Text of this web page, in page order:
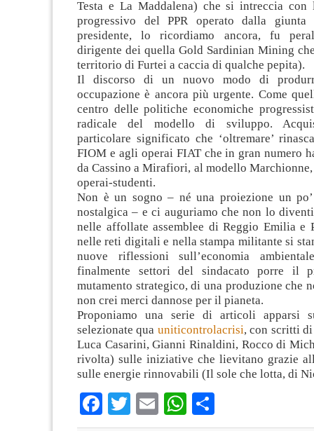
Testa e La Maddalena) che si intreccia con
progressivo del PPR operato dalla giunta
presidente, lo ricordiamo ancora, fu
dirigente dei quella Gold Sardinian Mining
territorio di Furtei a caccia di qualche pepita).
Il discorso di un nuovo modo di
occupazione è ancora più urgente. Come
centro delle politiche economiche
radicale del modello di sviluppo.
particolare significato che ‘oltremare’
FIOM e agli operai FIAT che in gran numero
da Cassino a Mirafiori, al modello
operai-studenti.
Non è un sogno – né una proiezione un
nostalgica – e ci auguriamo che non lo
nelle affollate assemblee di Reggio Emilia e
nelle reti digitali e nella stampa militante si
nuove riflessioni sull’economia
finalmente settori del sindacato porre il
mutamento strategico, di una produzione che
non crei merci dannose per il pianeta.
Proponiamo una serie di articoli apparsi
selezionate qua uniticontrolacrisi, con scritti
Luca Casarini, Gianni Rinaldini, Rocco di
rivolta) sulle iniziative che lievitano grazie
sulle energie rinnovabili (Il sole che lotta, di
Facebook
TwitterEmailWhatsApp